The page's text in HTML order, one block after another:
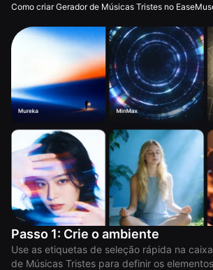
Como criar Gerador de Músicas Tristes no
Passo 1: Crie o ambiente
Use as etiquetas de seleção rápida na
de Músicas Tristes para definir os